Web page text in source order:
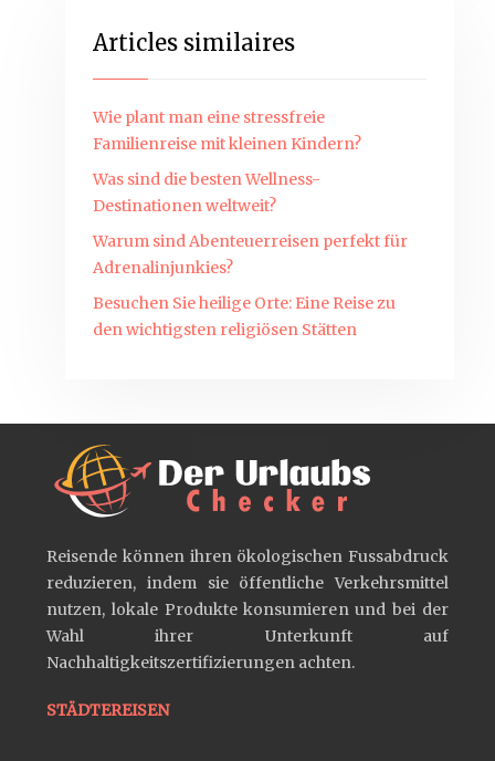
Articles similaires
Wie plant man eine stressfreie
Familienreise mit kleinen Kindern?
Was sind die besten Wellness-
Destinationen weltweit?
Warum sind Abenteuerreisen perfekt für
Adrenalinjunkies?
Besuchen Sie heilige Orte: Eine Reise zu
den wichtigsten religiösen Stätten
Reisende können ihren ökologischen Fussabdruck
reduzieren, indem sie öffentliche Verkehrsmittel
nutzen, lokale Produkte konsumieren und bei der
Wahl ihrer Unterkunft auf
Nachhaltigkeitszertifizierungen achten.
STÄDTEREISEN